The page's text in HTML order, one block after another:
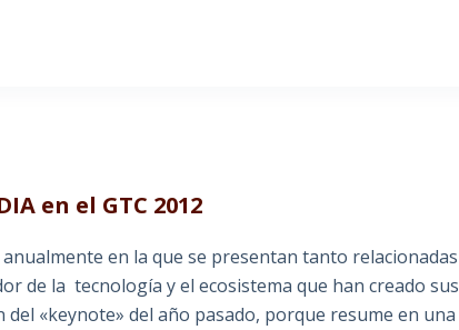
en el GTC 2012
en la que se presentan tanto relacionadas
de la tecnología y el ecosistema que han creado sus
«keynote» del año pasado, porque resume en una